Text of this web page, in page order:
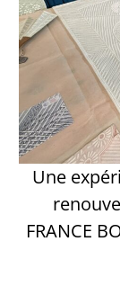
Une
FRANCE